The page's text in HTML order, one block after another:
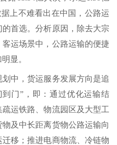
上不难看出在中国，公路运
首选。分析原因，除去大宗
运场景中，公路运输的便捷
显。
中，货运服务发展方向是追
门”，即：通过优化运输结
运铁路、物流园区及大型工
及中长距离货物公路运输向
移；推进电商物流、冷链物